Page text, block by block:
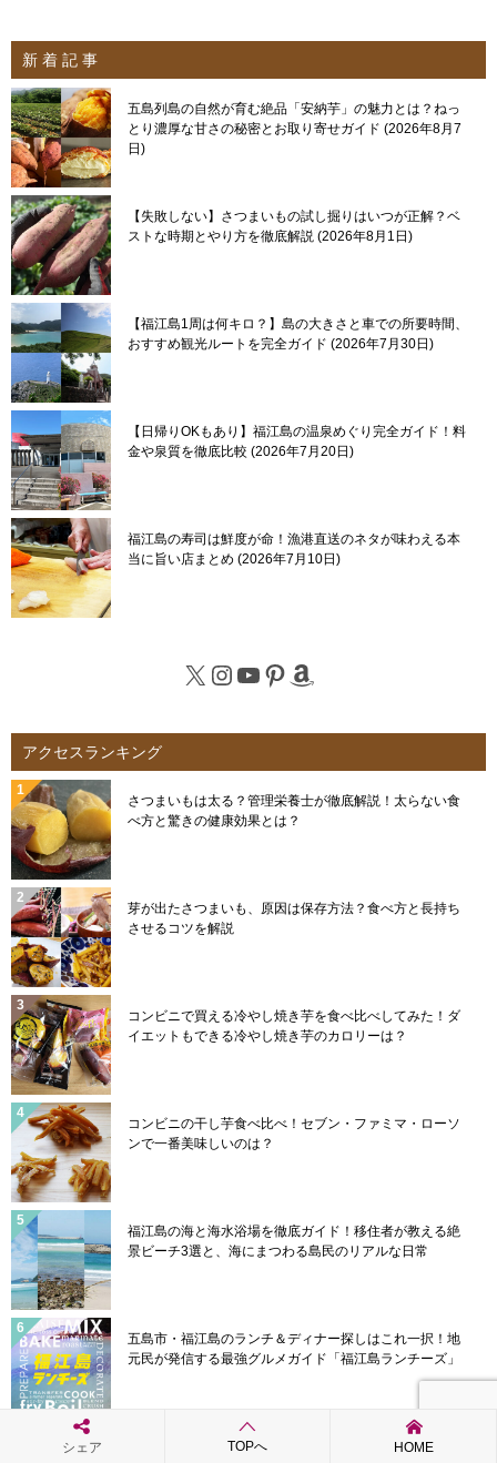
新 着 記 事
五島列島の自然が育む絶品「安納芋」の魅力とは？ねっ
とり濃厚な甘さの秘密とお取り寄せガイド 2026年8月7
日
【失敗しない】さつまいもの試し掘りはいつが正解？ベ
ストな時期とやり方を徹底解説 2026年8月1日
【福江島1周は何キロ？】島の大きさと車での所要時間、
おすすめ観光ルートを完全ガイド 2026年7月30日
【日帰りOKもあり】福江島の温泉めぐり完全ガイド！料
金や泉質を徹底比較 2026年7月20日
福江島の寿司は鮮度が命！漁港直送のネタが味わえる本
当に旨い店まとめ 2026年7月10日
X Instagram
YouTube
Pinterest
Amazon
アクセスランキング
さつまいもは太る？管理栄養士が徹底解説！太らない食
べ方と驚きの健康効果とは？
芽が出たさつまいも、原因は保存方法？食べ方と長持ち
させるコツを解説
コンビニで買える冷やし焼き芋を食べ比べしてみた！ダ
イエットもできる冷やし焼き芋のカロリーは？
コンビニの干し芋食べ比べ！セブン・ファミマ・ローソ
ンで一番美味しいのは？
福江島の海と海水浴場を徹底ガイド！移住者が教える絶
景ビーチ3選と、海にまつわる島民のリアルな日常
五島市・福江島のランチ＆ディナー探しはこれ一択！地
元民が発信する最強グルメガイド「福江島ランチーズ」
福江島の居酒屋なら絶対ココ！新鮮な地魚と五島牛が味
シェア TOPへ HOME